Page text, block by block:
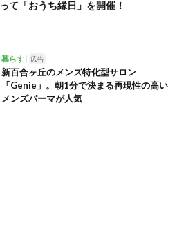
って「おうち縁日」を開催！
暮らす 広告
新百合ヶ丘のメンズ特化型サロン
「Genie」。朝1分で決まる再現性の高い
メンズパーマが人気